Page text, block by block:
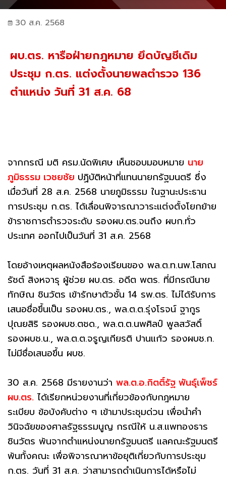
30 ส.ค. 2568
ผบ.ตร. หารือฝ่ายกฎหมาย ยึดบัญชีเดิม
ประชุม ก.ตร. แต่งตั้งนายพลตำรวจ 136
ตำแหน่ง วันที่ 31 ส.ค. 68
จากกรณี มติ ครม.นัดพิเศษ เห็นชอบมอบหมาย นาย
ภูมิธรรม เวชยชัย ปฏิบัติหน้าที่แทนนายกรัฐมนตรี ซึ่ง
เมื่อวันที่ 28 ส.ค. 2568 นายภูมิธรรม ในฐานะประธาน
การประชุม ก.ตร. ได้เลื่อนพิจารณาวาระแต่งตั้งโยกย้าย
ข้าราชการตำรวจระดับ รองผบ.ตร.จนถึง ผบก.ทั่ว
ประเทศ ออกไปเป็นวันที่ 31 ส.ค. 2568
โดยอ้างเหตุผลหนังสือร้องเรียนของ พล.ต.ท.นพ.โสภณ
รัชต์ สิงหจารุ ผู้ช่วย ผบ.ตร. อดีต พตร. ที่มีกรณีนาย
ทักษิณ ชินวัตร เข้ารักษาตัวชั้น 14 รพ.ตร. ไม่ได้รับการ
เสนอชื่อขึ้นเป็น รองผบ.ตร., พล.ต.ต.รุ่งโรจน์ ฐากูร
ปุณยสิริ รองผบช.ตชด., พล.ต.ต.นพศิลป์ พูลสวัสดิ์
รองผบช.น., พล.ต.ต.จรูญเกียรติ ปานแก้ว รองผบช.ก.
ไม่มีชื่อเสนอขึ้น ผบช.
30 ส.ค. 2568 มีรายงานว่า พล.ต.อ.กิตติ์รัฐ พันธุ์เพ็ชร์
ผบ.ตร. ได้เรียกหน่วยงานที่เกี่ยวข้องกับกฎหมาย
ระเบียบ ข้อบังคับต่าง ๆ เข้ามาประชุมด่วน เพื่อนำคำ
วินิจฉัยของศาลรัฐธรรมนูญ กรณีให้ น.ส.แพทองธาร
ชินวัตร พ้นจากตำแหน่งนายกรัฐมนตรี แลคณะรัฐมนตรี
พ้นทั้งคณะ เพื่อพิจารณาหาข้อยุติเกี่ยวกับการประชุม
ก.ตร. วันที่ 31 ส.ค. ว่าสามารถดำเนินการได้หรือไม่